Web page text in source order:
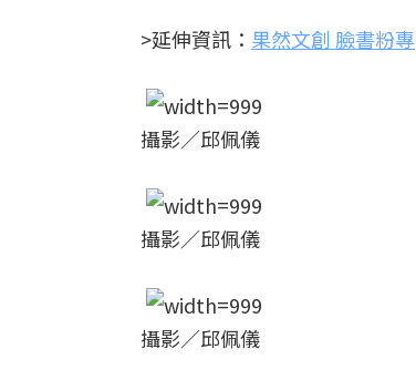
>延伸資訊： 果然文創 臉書粉專
攝影／邱佩儀
攝影／邱佩儀
攝影／邱佩儀